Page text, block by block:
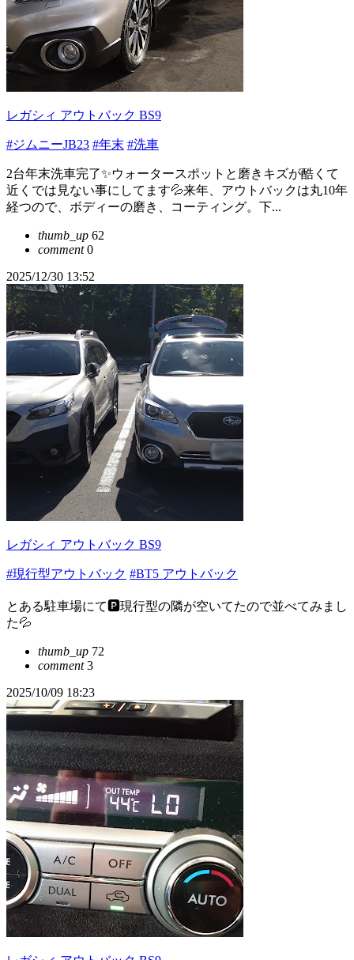
レガシィ アウトバック BS9
#ジムニーJB23 #年末 #洗車
2台年末洗車完了✨️ウォータースポットと磨きキズが酷くて
近くでは見ない事にしてます💦来年、アウトバックは丸10年
経つので、ボディーの磨き、コーティング。下...
thumb_up 62
comment0
2025/12/30 13:52
レガシィ アウトバック BS9
#現行型アウトバック #BT5 アウトバック
とある駐車場にて🅿️現行型の隣が空いてたので並べてみまし
た💦
thumb_up 72
comment3
2025/10/09 18:23